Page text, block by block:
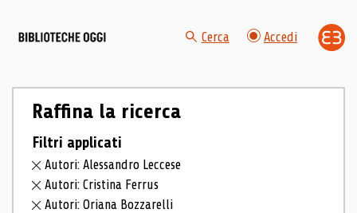
Cerca Accedi
Raffina la ricerca
Filtri applicati
Autori: Alessandro Leccese
Autori: Cristina Ferrus
Autori: Oriana Bozzarelli